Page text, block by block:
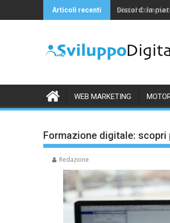
to
Articoli recenti Discord: la
WEB MARKETING
Formazione digitale:
Redazione